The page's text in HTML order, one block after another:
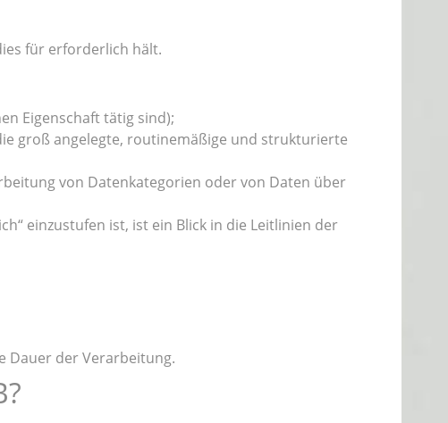
für erforderlich hält.
Eigenschaft tätig sind);
groß angelegte, routinemäßige und strukturierte
von Datenkategorien oder von Daten über
einzustufen ist, ist ein Blick in die Leitlinien der
Dauer der Verarbeitung.